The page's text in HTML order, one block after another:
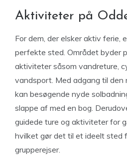
Aktiviteter på
For dem, der elsker aktiv ferie,
perfekte sted. Området byder
aktiviteter såsom vandreture,
vandsport. Med adgang til
kan besøgende nyde
slappe af med en bog.
guidede ture og aktiviteter for
hvilket gør det til et ideelt sted
grupperejser.